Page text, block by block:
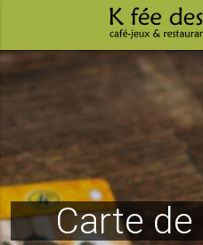
Carte de